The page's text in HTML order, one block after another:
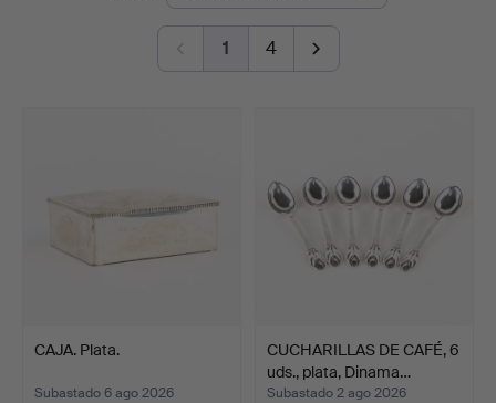
1 4
CAJA. Plata.
Subastado 6 ago 2026
CUCHARILLAS DE CAFÉ, 6
uds., plata, Dinama…
Subastado 2 ago 2026